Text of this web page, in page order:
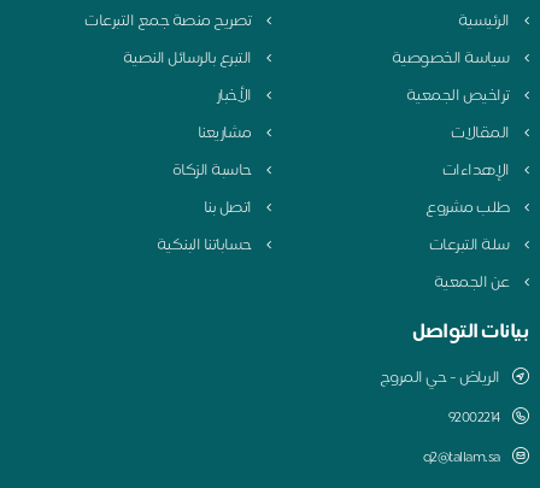
تصريح منصة جمع التبرعات
الخصوصية
التبرع بالرسائل النصية
الجمعية
الأخبار
مشاريعنا
حاسبة الزكاة
مشروع
اتصل بنا
التبرعات
حساباتنا البنكية
الجمعية
التواصل
الرياض - حي المروج
q2@tallam.sa